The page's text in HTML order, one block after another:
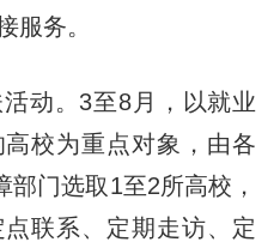
服务。
动。3至8月，以就业
校为重点对象，由各
门选取1至2所高校，
联系、定期走访、定